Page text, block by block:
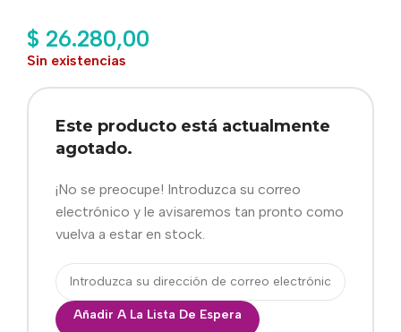
$ 26.280,00
Sin existencias
Este producto está actualmente
agotado.
¡No se preocupe! Introduzca su correo
electrónico y le avisaremos tan pronto como
vuelva a estar en stock.
Añadir A La Lista De Espera